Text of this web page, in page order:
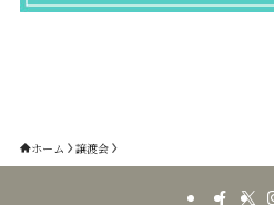
ホーム 譲渡会